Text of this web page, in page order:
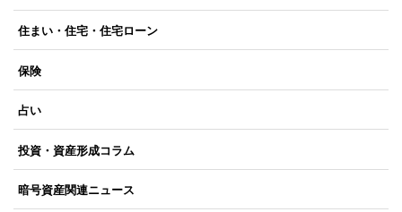
住まい・住宅・住宅ローン
保険
占い
投資・資産形成コラム
暗号資産関連ニュース